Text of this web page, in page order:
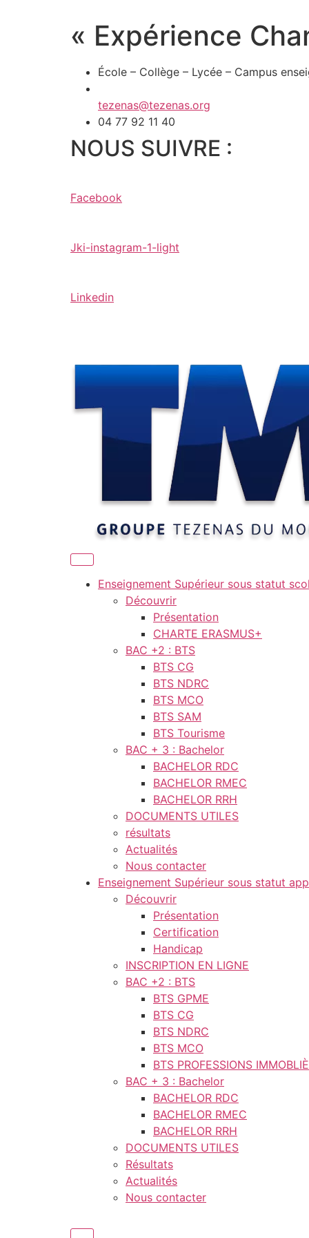
« Expérience
École – Collège – Lycée – Campus
tezenas@tezenas.org
04 77 92 11 40
NOUS SUIVRE :
Facebook
Jki-instagram-1-light
Linkedin
Enseignement Supérieur sous statut
Découvrir
Présentation
CHARTE ERASMUS+
BAC +2 : BTS
BTS CG
BTS NDRC
BTS MCO
BTS SAM
BTS Tourisme
BAC + 3 : Bachelor
BACHELOR RDC
BACHELOR RMEC
BACHELOR RRH
DOCUMENTS UTILES
résultats
Actualités
Nous contacter
Enseignement Supérieur sous statut
Découvrir
Présentation
Certification
Handicap
INSCRIPTION EN LIGNE
BAC +2 : BTS
BTS GPME
BTS CG
BTS NDRC
BTS MCO
BTS PROFESSIONS
BAC + 3 : Bachelor
BACHELOR RDC
BACHELOR RMEC
BACHELOR RRH
DOCUMENTS UTILES
Résultats
Actualités
Nous contacter